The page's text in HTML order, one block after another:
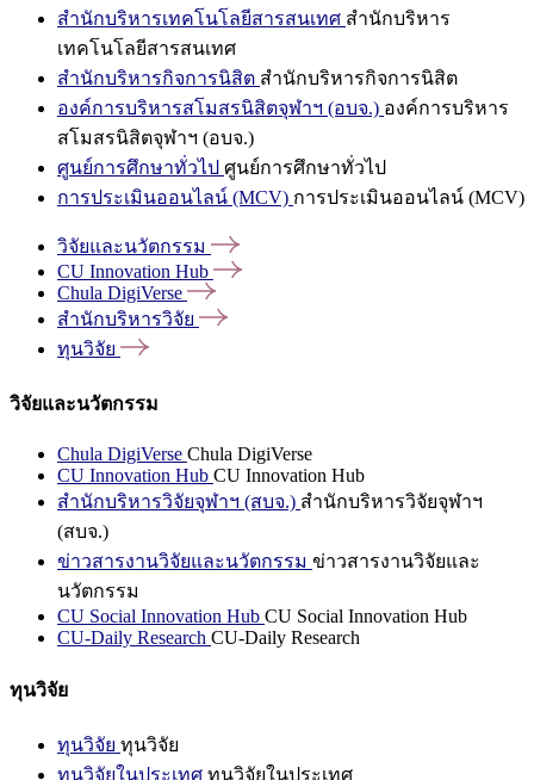
สำนักบริหารเทคโนโลยีสารสนเทศ สำนักบริหาร
เทคโนโลยีสารสนเทศ
สำนักบริหารกิจการนิสิต สำนักบริหารกิจการนิสิต
องค์การบริหารสโมสรนิสิตจุฬาฯ (อบจ.) องค์การบริหาร
สโมสรนิสิตจุฬาฯ (อบจ.)
ศูนย์การศึกษาทั่วไป ศูนย์การศึกษาทั่วไป
การประเมินออนไลน์ (MCV) การประเมินออนไลน์ (MCV)
วิจัยและนวัตกรรม
CU Innovation Hub
Chula DigiVerse
สำนักบริหารวิจัย
ทุนวิจัย
วิจัยและนวัตกรรม
Chula DigiVerse Chula DigiVerse
CU Innovation Hub CU Innovation Hub
สำนักบริหารวิจัยจุฬาฯ (สบจ.) สำนักบริหารวิจัยจุฬาฯ
(สบจ.)
ข่าวสารงานวิจัยและนวัตกรรม ข่าวสารงานวิจัยและ
นวัตกรรม
CU Social Innovation Hub CU Social Innovation Hub
CU-Daily Research CU-Daily Research
ทุนวิจัย
ทุนวิจัย ทุนวิจัย
ทุนวิจัยในประเทศ ทุนวิจัยในประเทศ